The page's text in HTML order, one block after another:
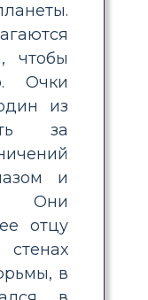
чтобы
Очки
из
за
и
Они
отцу
в